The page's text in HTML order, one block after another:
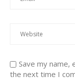
Save my name,
the next time I